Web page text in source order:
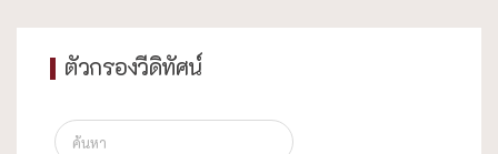
ตัวกรองวีดิทัศน์